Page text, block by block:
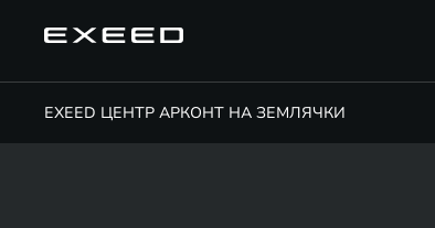
EXEED ЦЕНТР АРКОНТ НА ЗЕМЛЯЧКИ